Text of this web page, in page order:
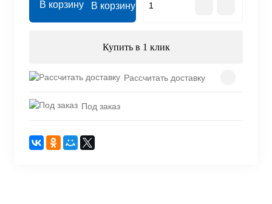
В корзину
Купить в 1 клик
Рассчитать доставку
Под заказ